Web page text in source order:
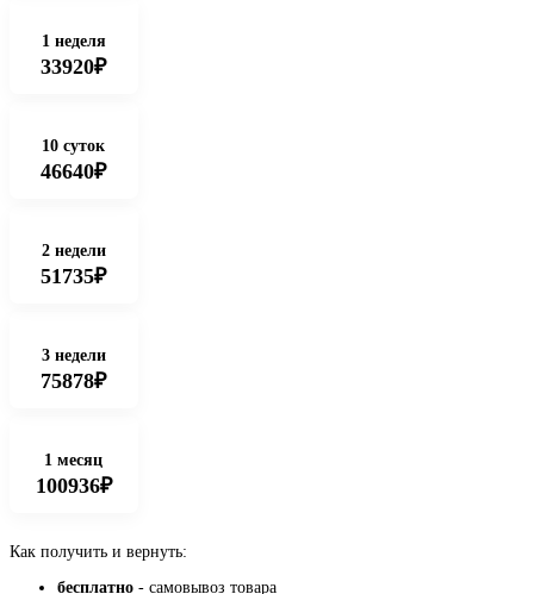
1 неделя
33920₽
10 суток
46640₽
2 недели
51735₽
3 недели
75878₽
1 месяц
100936₽
Как получить и вернуть:
бесплатно - самовывоз товара